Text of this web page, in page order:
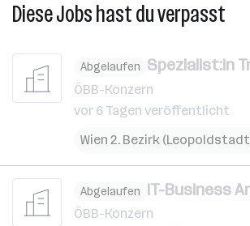
Diese Jobs hast du verpasst
Abgelaufen Spezialist:in
ÖBB-Konzern
vor 6 Tagen veröffentlicht
Wien 2. Bezirk
Abgelaufen IT-Business
ÖBB-Konzern